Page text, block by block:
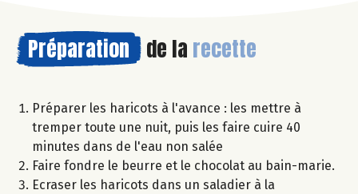
Préparation de la recette
Préparer les haricots à l'avance : les mettre à
tremper toute une nuit, puis les faire cuire 40
minutes dans de l'eau non salée
Faire fondre le beurre et le chocolat au bain-marie.
Ecraser les haricots dans un saladier à la